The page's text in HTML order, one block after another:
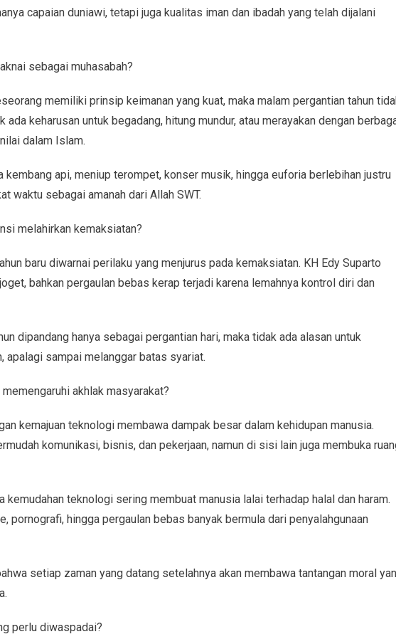
capaian duniawi, tetapi juga kualitas iman dan ibadah yang telah dijalani
sebagai muhasabah?
memiliki prinsip keimanan yang kuat, maka malam pergantian tahun
ada keharusan untuk begadang, hitung mundur, atau merayakan dengan
dalam Islam.
api, meniup terompet, konser musik, hingga euforia berlebihan justru
waktu sebagai amanah dari Allah SWT.
melahirkan kemaksiatan?
baru diwarnai perilaku yang menjurus pada kemaksiatan. KH Edy Suparto
bahkan pergaulan bebas kerap terjadi karena lemahnya kontrol diri dan
dipandang hanya sebagai pergantian hari, maka tidak ada alasan untuk
apalagi sampai melanggar batas syariat.
akhlak masyarakat?
kemajuan teknologi membawa dampak besar dalam kehidupan manusia.
komunikasi, bisnis, dan pekerjaan, namun di sisi lain juga membuka
kemudahan teknologi sering membuat manusia lalai terhadap halal dan haram.
pornografi, hingga pergaulan bebas banyak bermula dari penyalahgunaan
setiap zaman yang datang setelahnya akan membawa tantangan moral
perlu diwaspadai?